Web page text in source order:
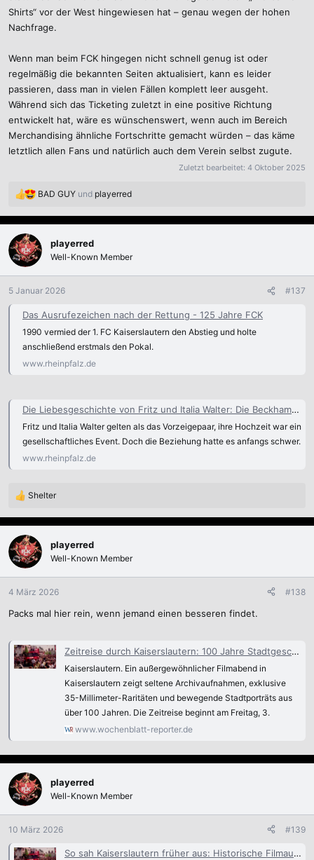
Shirts“ vor der West hingewiesen hat – genau wegen der hohen
Nachfrage.
Wenn man beim FCK hingegen nicht schnell genug ist oder
regelmäßig die bekannten Seiten aktualisiert, kann es leider
passieren, dass man in vielen Fällen komplett leer ausgeht.
Während sich das Ticketing zuletzt in eine positive Richtung
entwickelt hat, wäre es wünschenswert, wenn auch im Bereich
Merchandising ähnliche Fortschritte gemacht würden – das käme
letztlich allen Fans und natürlich auch dem Verein selbst zugute.
Zuletzt bearbeitet: 4 Oktober 2025
R
a
k
t
i
o
n
BAD GUY und playerred
playerred
Well-Known Member
5 Januar 2026 #137
Das Ausrufezeichen nach der Rettung - 125 Jahre FCK
1990 vermied der 1. FC Kaiserslautern den Abstieg und holte
anschließend erstmals den Pokal.
www.rheinpfalz.de
Die Liebesgeschichte von Fritz und Italia Walter: Die Beckhams der 50er Jahre - 125 Jahre FCK
Fritz und Italia Walter gelten als das Vorzeigepaar, ihre Hochzeit war ein
gesellschaftliches Event. Doch die Beziehung hatte es anfangs schwer.
www.rheinpfalz.de
R
a
k
t
i
o
n
n
Shelter
playerred
Well-Known Member
4 März 2026 #138
Packs mal hier rein, wenn jemand einen besseren findet.
Zeitreise durch Kaiserslautern: 100 Jahre Stadtgeschichte im Film
Kaiserslautern. Ein außergewöhnlicher Filmabend in
Kaiserslautern zeigt seltene Archivaufnahmen, exklusive
35-Millimeter-Raritäten und bewegende Stadtporträts aus
über 100 Jahren. Die Zeitreise beginnt am Freitag, 3.
www.wochenblatt-reporter.de
playerred
Well-Known Member
10 März 2026 #139
So sah Kaiserslautern früher aus: Historische Filmaufnahmen zeigen 100 Jahre Stadtgeschichte